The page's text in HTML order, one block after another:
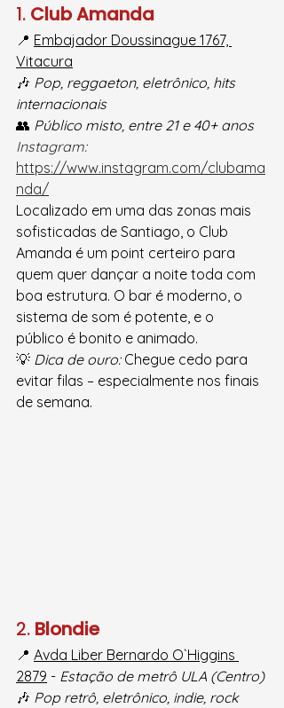
1. Club Amanda
📍 Embajador Doussinague 1767,
Vitacura
🎶 Pop, reggaeton, eletrônico, hits
internacionais
👥 Público misto, entre 21 e 40+ anos
Instagram:
https://www.instagram.com/clubama
nda/
Localizado em uma das zonas mais
sofisticadas de Santiago, o Club
Amanda é um point certeiro para
quem quer dançar a noite toda com
boa estrutura. O bar é moderno, o
sistema de som é potente, e o
público é bonito e animado.
💡 Dica de ouro: Chegue cedo para
evitar filas – especialmente nos finais
de semana.
2. Blondie
📍 Avda Liber Bernardo O`Higgins
2879 - Estação de metrô ULA (Centro)
🎶 Pop retrô, eletrônico, indie, rock